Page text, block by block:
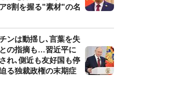
8割を握る"素材"の名
ンは動揺し､言葉を失
の指摘も…習近平に
れ､側近も友好国も停
る独裁政権の末期症